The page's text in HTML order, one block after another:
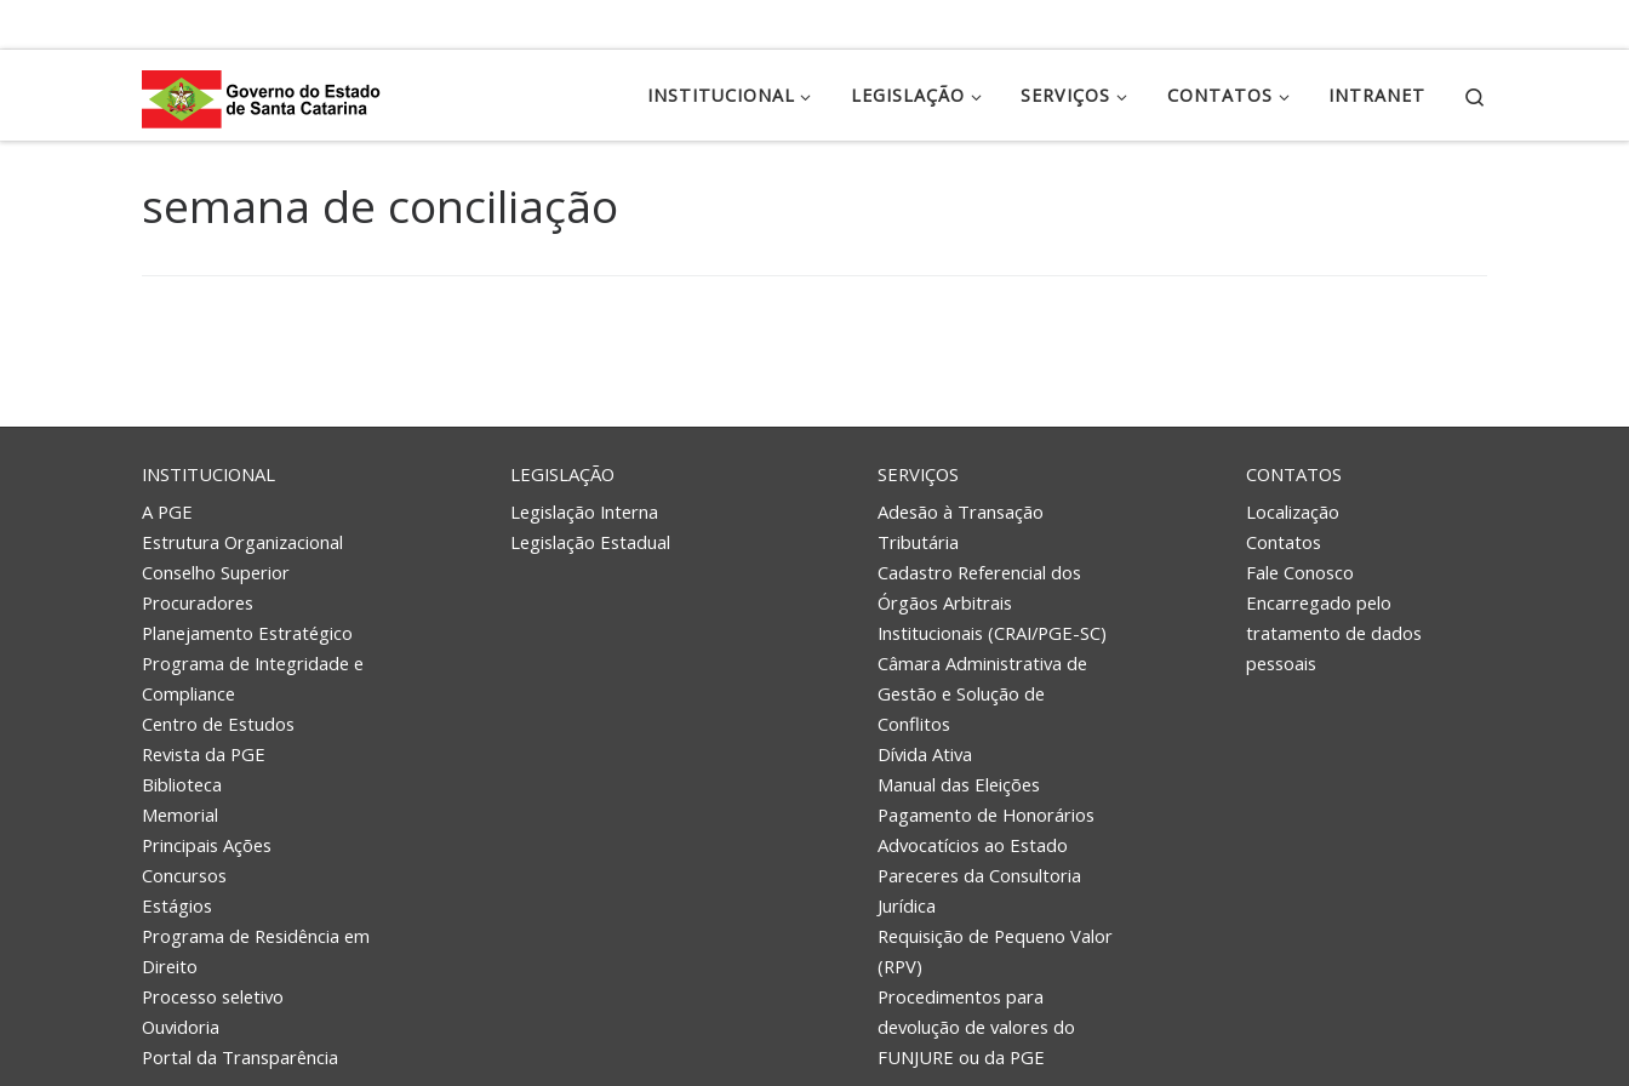
INSTITUCIONAL LEGISLAÇÃO SERVIÇOS CONTATOS INTRANET
semana de conciliação
INSTITUCIONAL
A PGE
Estrutura Organizacional
Conselho Superior
Procuradores
Planejamento Estratégico
Programa de Integridade e
Compliance
Centro de Estudos
Revista da PGE
Biblioteca
Memorial
Principais Ações
Concursos
Estágios
Programa de Residência em
Direito
Processo seletivo
Ouvidoria
Portal da Transparência
LEGISLAÇÃO
Legislação Interna
Legislação Estadual
SERVIÇOS
Adesão à Transação
Tributária
Cadastro Referencial dos
Órgãos Arbitrais
Institucionais (CRAI/PGE-SC)
Câmara Administrativa de
Gestão e Solução de
Conflitos
Dívida Ativa
Manual das Eleições
Pagamento de Honorários
Advocatícios ao Estado
Pareceres da Consultoria
Jurídica
Requisição de Pequeno Valor
(RPV)
Procedimentos para
devolução de valores do
FUNJURE ou da PGE
CONTATOS
Localização
Contatos
Fale Conosco
Encarregado pelo
tratamento de dados
pessoais